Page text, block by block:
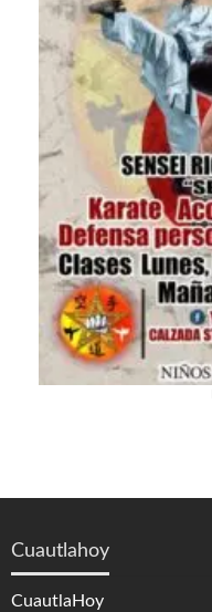
Cuautlahoy
CuautlaHoy